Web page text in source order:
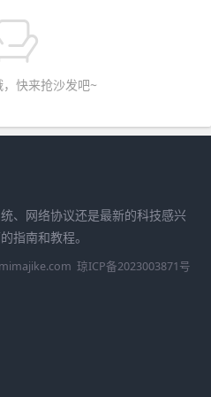
快来抢沙发吧~
、网络协议还是最新的科技感兴
指南和教程。
琼ICP备2023003871号